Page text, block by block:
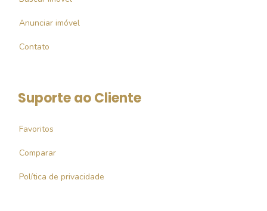
Anunciar imóvel
Contato
Suporte ao Cliente
Favoritos
Comparar
Política de privacidade